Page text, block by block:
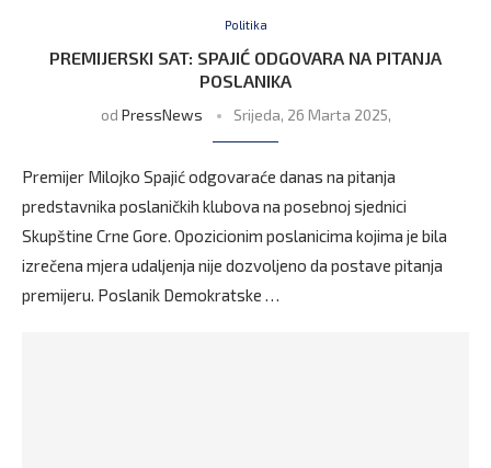
Politika
PREMIJERSKI SAT: SPAJIĆ ODGOVARA NA PITANJA
POSLANIKA
od PressNews Srijeda, 26 Marta 2025,
Premijer Milojko Spajić odgovaraće danas na pitanja
predstavnika poslaničkih klubova na posebnoj sjednici
Skupštine Crne Gore. Opozicionim poslanicima kojima je bila
izrečena mjera udaljenja nije dozvoljeno da postave pitanja
premijeru. Poslanik Demokratske …